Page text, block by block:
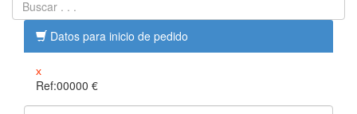
Datos para inicio de pedido
x
Ref:00000 €